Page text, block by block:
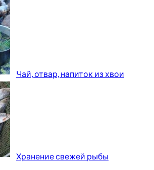
Чай, отвар, напиток из хвои
Хранение свежей рыбы